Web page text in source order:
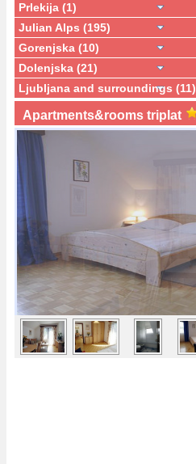
Prlekija (1)
Julian Alps (195)
Gorenjska (10)
Dolenjska (21)
Ljubljana and surroundings (11)
Apartments&rooms triplat